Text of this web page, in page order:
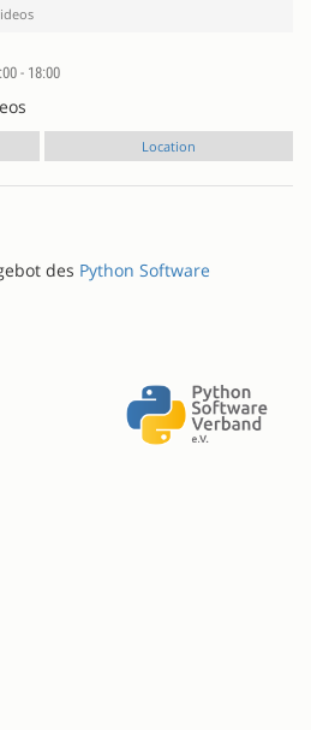
- 18:00
Location
des Python Software